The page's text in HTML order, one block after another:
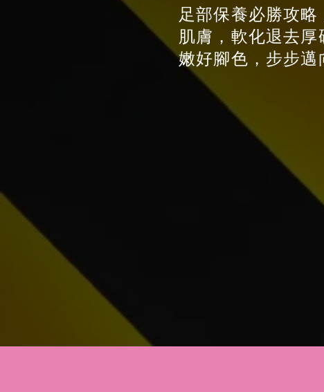
足部保養必勝攻
肌膚，軟化退去
嫩好腳色，步步邁